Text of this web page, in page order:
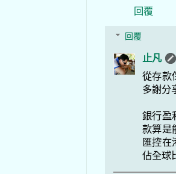
回覆
回覆
止凡
從存款
多謝分
銀行盈
款算是
匯控在
佔全球